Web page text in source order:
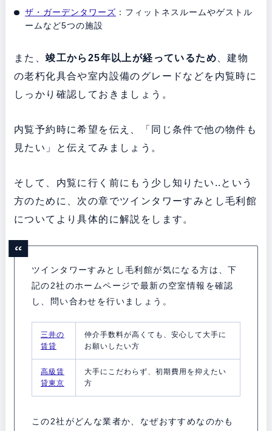
ザ・ガーデンタワーズ ：フィットネスルームやゲストル
ームなど5つの施設
また、竣工から25年以上が経っているため、建物
の老朽化具合や室内設備のグレードなどを内覧時に
しっかり確認しておきましょう。
内覧予約時に希望を伝え、「同じ条件で他の物件も
見たい」と伝えてみましょう。
そして、内覧に行く前にもう少し知りたい..という
方のために、次の章でツインタワーすみとし毛利館
についてより具体的に解説をします。
ツインタワーすみとし毛利館が気になる方は、下
記の2社のホームページで最新の空室情報を確認
し、問い合わせを行いましょう。
三井の
賃貸
仲介手数料が高くても、安心して大手に
お願いしたい方
高級賃
貸東京
大手にこだわらず、初期費用を抑えたい
方
この2社がどんな業者か、なぜおすすめなのかも